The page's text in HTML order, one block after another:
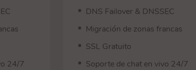
24/7
DNS Failover & DNSSEC
Migración de zonas francas
SSL Gratuito
Soporte de chat en vivo 24/7